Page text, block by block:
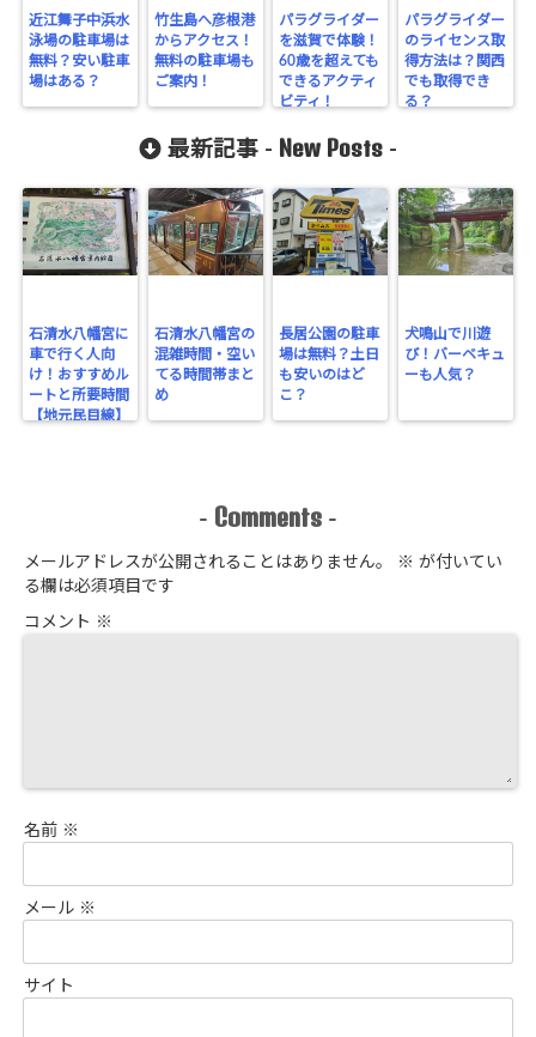
近江舞子中浜水
泳場の駐車場は
無料？安い駐車
場はある？
竹生島へ彦根港
からアクセス！
無料の駐車場も
ご案内！
パラグライダー
を滋賀で体験！
60歳を超えても
できるアクティ
ビティ！
パラグライダー
のライセンス取
得方法は？関西
でも取得でき
る？
最新記事 - New Posts -
石清水八幡宮に
車で行く人向
け！おすすめル
ートと所要時間
【地元民目線】
石清水八幡宮の
混雑時間・空い
てる時間帯まと
め
長居公園の駐車
場は無料？土日
も安いのはど
こ？
犬鳴山で川遊
び！バーベキュ
ーも人気？
- Comments -
メールアドレスが公開されることはありません。 ※ が付いてい
る欄は必須項目です
コメント ※
名前 ※
メール ※
サイト